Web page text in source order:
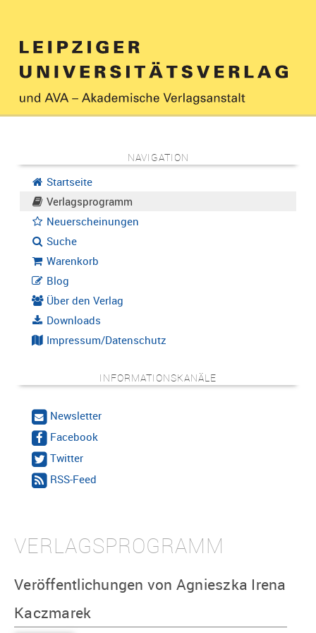
NAVIGATION
Startseite
Verlagsprogramm
Neuerscheinungen
Suche
Warenkorb
Blog
Über den Verlag
Downloads
Impressum/Datenschutz
INFORMATIONSKANÄLE
Newsletter
Facebook
Twitter
RSS-Feed
VERLAGSPROGRAMM
Veröffentlichungen von Agnieszka Irena
Kaczmarek